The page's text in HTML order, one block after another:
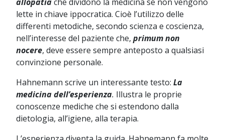
lette in chiave ippocratica. Cioè l’utilizzo delle
differenti metodiche, secondo scienza e coscienza,
nell’interesse del paziente che, primum non
nocere, deve essere sempre anteposto a qualsiasi
convinzione personale.
Hahnemann scrive un interessante testo: La
medicina dell’esperienza. Illustra le proprie
conoscenze mediche che si estendono dalla
dietologia, all’igiene, alla terapia.